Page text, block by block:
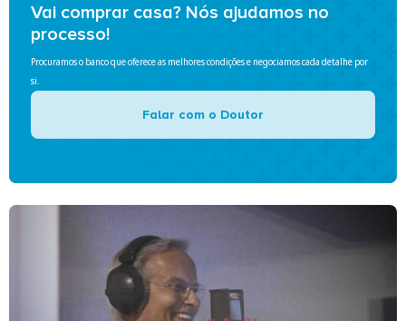
Vai comprar casa? Nós ajudamos no
processo!
Procuramos o banco que oferece as melhores condições e negociamos cada detalhe por
si.
Falar com o Doutor